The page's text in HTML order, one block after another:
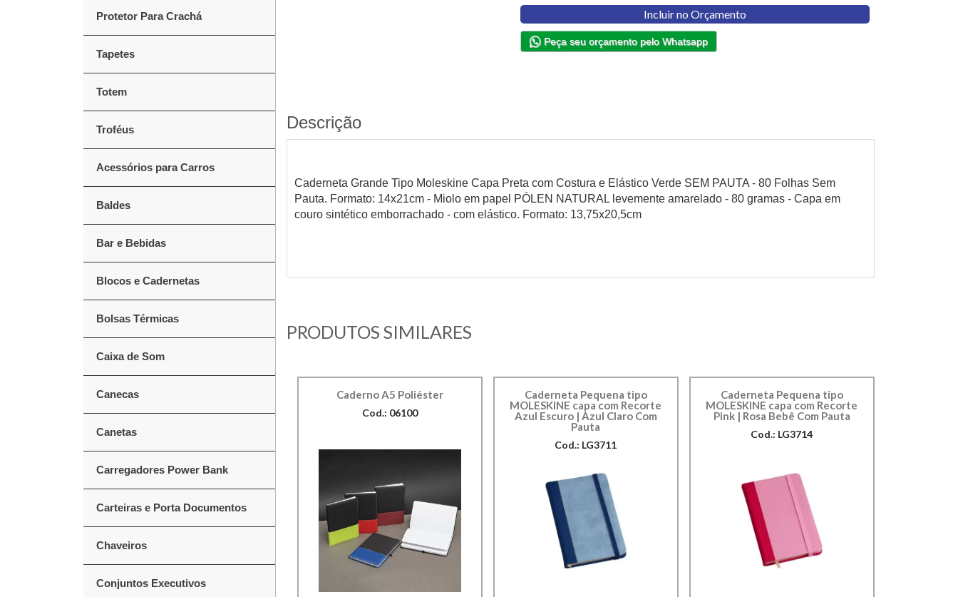
Protetor Para Crachá
Tapetes
Totem
Troféus
Acessórios para Carros
Baldes
Bar e Bebidas
Blocos e Cadernetas
Bolsas Térmicas
Caixa de Som
Canecas
Canetas
Carregadores Power Bank
Carteiras e Porta Documentos
Chaveiros
Conjuntos Executivos
Incluir no Orçamento
Peça seu orçamento pelo Whatsapp
Descrição
Caderneta Grande Tipo Moleskine Capa Preta com Costura e Elástico Verde SEM PAUTA - 80 Folhas Sem
Pauta. Formato: 14x21cm - Miolo em papel PÓLEN NATURAL levemente amarelado - 80 gramas - Capa em
couro sintético emborrachado - com elástico. Formato: 13,75x20,5cm
PRODUTOS SIMILARES
Caderno A5 Poliéster
Cod.: 06100
Caderneta Pequena tipo
MOLESKINE capa com Recorte
Azul Escuro | Azul Claro Com
Pauta
Cod.: LG3711
Caderneta Pequena tipo
MOLESKINE capa com Recorte
Pink | Rosa Bebê Com Pauta
Cod.: LG3714